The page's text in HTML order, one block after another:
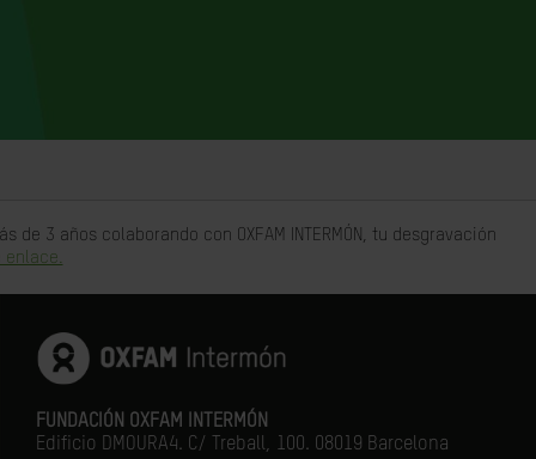
3 años colaborando con OXFAM INTERMÓN, tu desgravación
enlace.
FUNDACIÓN OXFAM INTERMÓN
Edificio DMOURA4. C/ Treball, 100. 08019 Barcelona